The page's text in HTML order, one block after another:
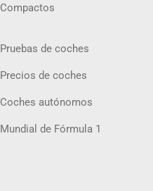
Compactos
Pruebas de coches
Precios de coches
Coches autónomos
Mundial de Fórmula 1